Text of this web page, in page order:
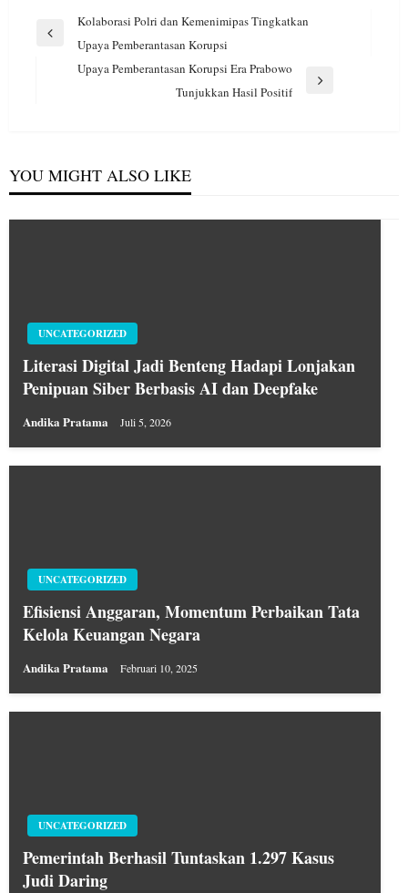
Navigasi
Previous
Kolaborasi Polri dan Kemenimipas Tingkatkan
Upaya Pemberantasan Korupsi
Upaya Pemberantasan Korupsi Era Prabowo
Tunjukkan Hasil Positif
YOU MIGHT ALSO LIKE
UNCATEGORIZED
Literasi Digital Jadi Benteng Hadapi Lonjakan
Penipuan Siber Berbasis AI dan Deepfake
Andika Pratama Juli 5, 2026
UNCATEGORIZED
Efisiensi Anggaran, Momentum Perbaikan Tata
Kelola Keuangan Negara
Andika Pratama Februari 10, 2025
UNCATEGORIZED
Pemerintah Berhasil Tuntaskan 1.297 Kasus
Judi Daring